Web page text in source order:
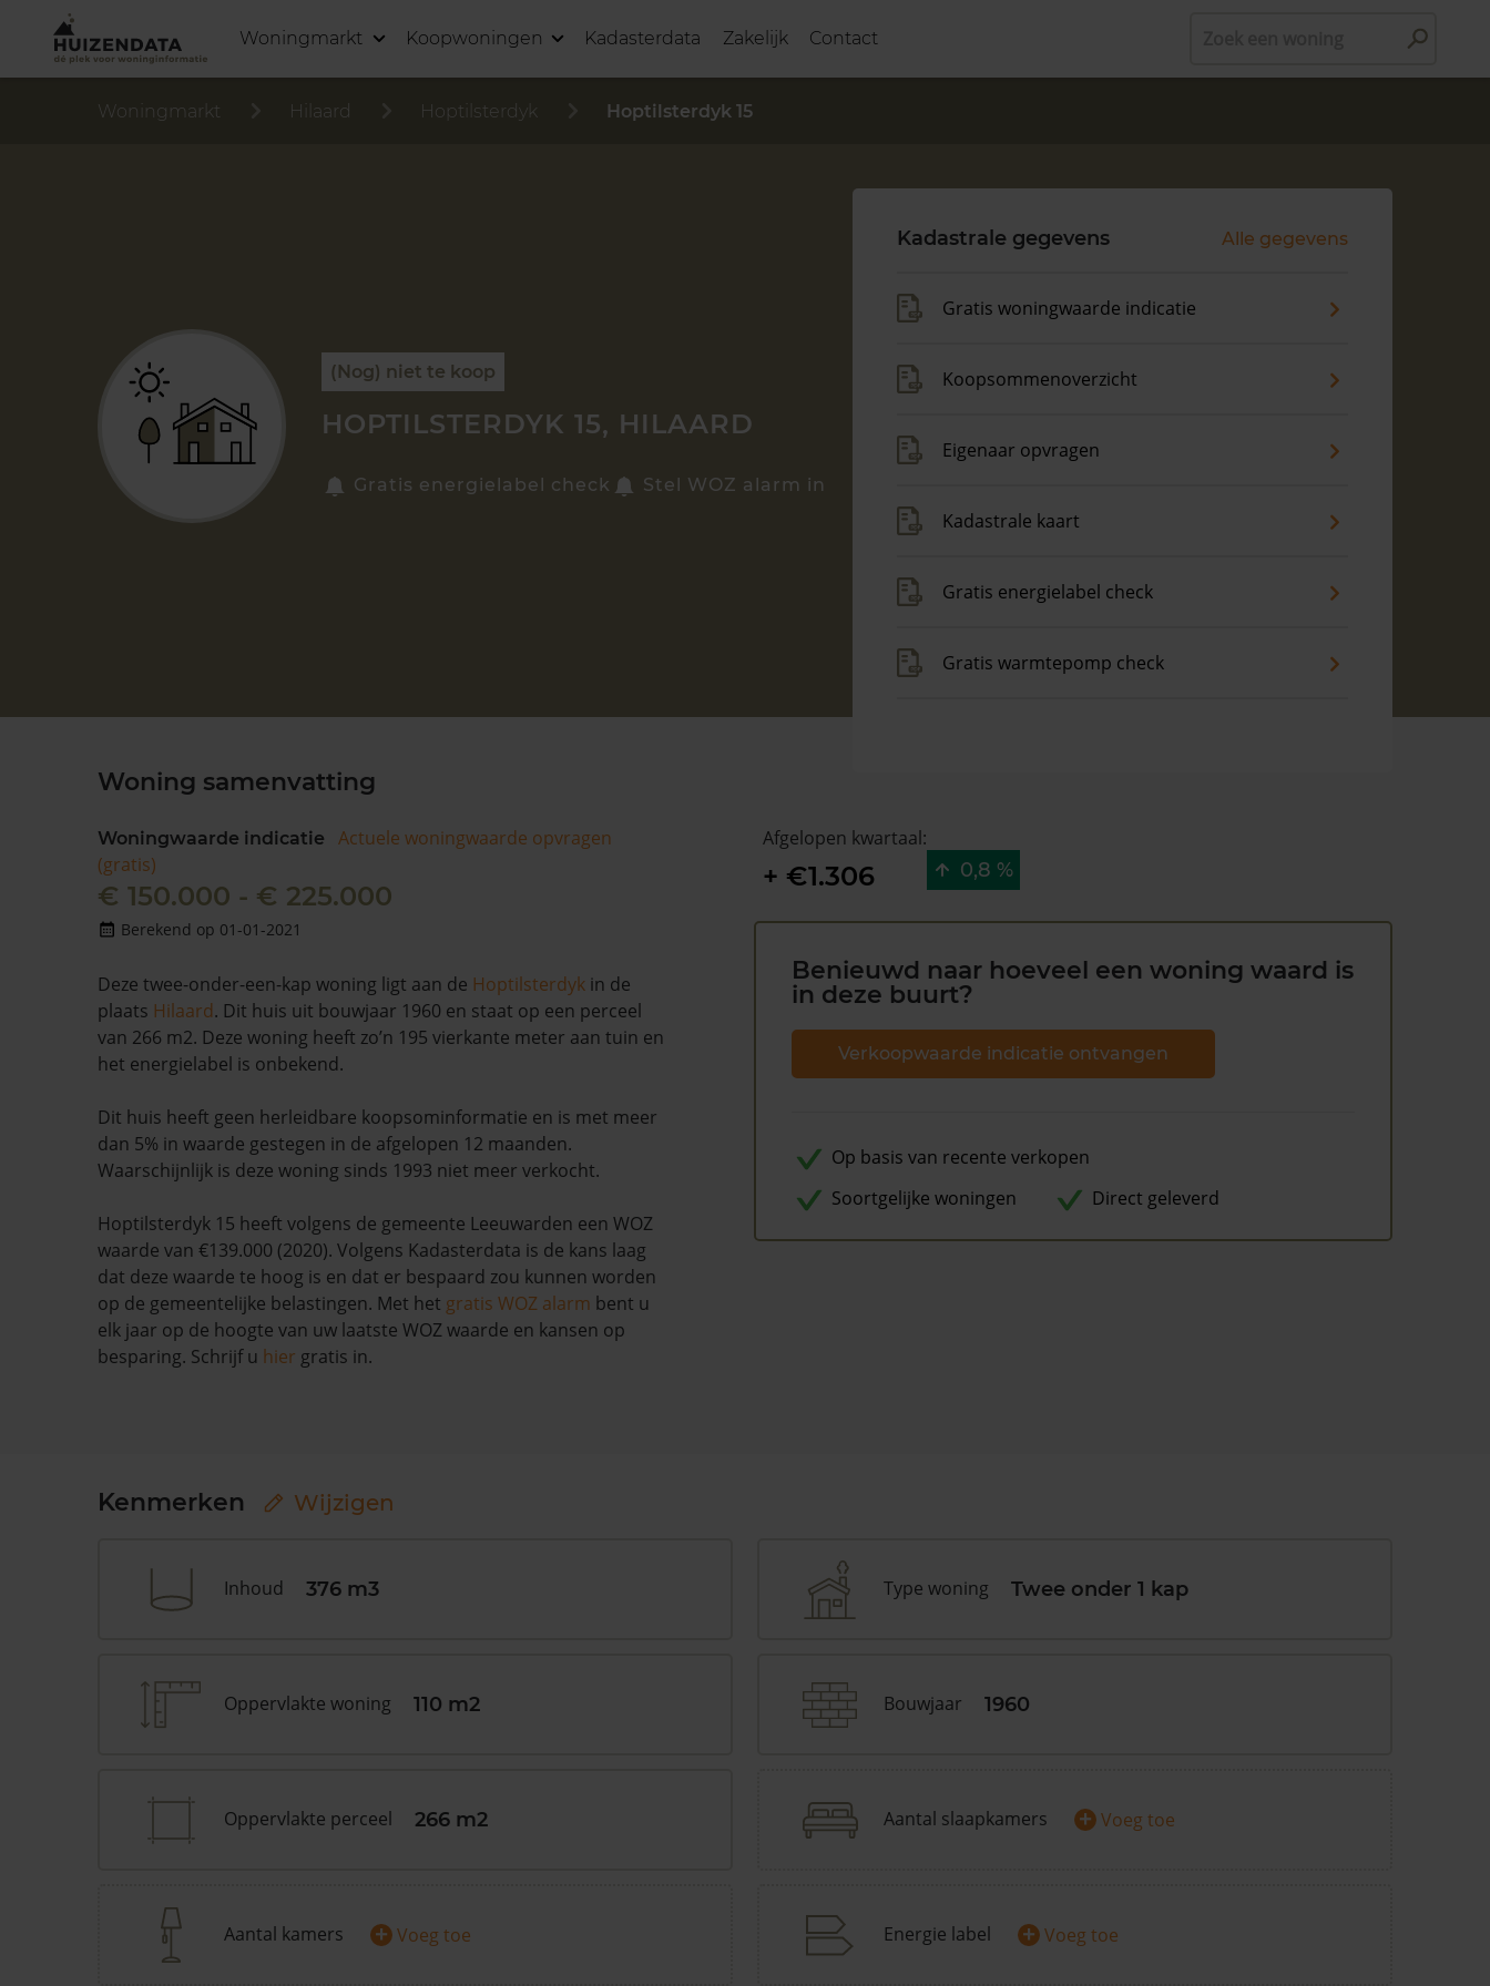
Woningmarkt Koopwoningen Kadasterdata Zakelijk Contact
Woningmarkt Hilaard Hoptilsterdyk Hoptilsterdyk 15
(Nog) niet te koop
HOPTILSTERDYK 15, HILAARD
Gratis energielabel check Stel WOZ alarm in
Kadastrale gegevens Alle gegevens
Gratis woningwaarde indicatie
Koopsommenoverzicht
Eigenaar opvragen
Kadastrale kaart
Gratis energielabel check
Gratis warmtepomp check
Woning samenvatting
Woningwaarde indicatie
Actuele woningwaarde opvragen
(gratis)
€ 150.000 - € 225.000
Berekend op 01-01-2021
Deze twee-onder-een-kap woning ligt aan de Hoptilsterdyk in de
plaats Hilaard. Dit huis uit bouwjaar 1960 en staat op een perceel
van 266 m2. Deze woning heeft zo’n 195 vierkante meter aan tuin en
het energielabel is onbekend.
Dit huis heeft geen herleidbare koopsominformatie en is met meer
dan 5% in waarde gestegen in de afgelopen 12 maanden.
Waarschijnlijk is deze woning sinds 1993 niet meer verkocht.
Hoptilsterdyk 15 heeft volgens de gemeente Leeuwarden een WOZ
waarde van €139.000 (2020). Volgens Kadasterdata is de kans laag
dat deze waarde te hoog is en dat er bespaard zou kunnen worden
op de gemeentelijke belastingen. Met het gratis WOZ alarm bent u
elk jaar op de hoogte van uw laatste WOZ waarde en kansen op
besparing. Schrijf u hier gratis in.
Afgelopen kwartaal:
+ €1.306 0,8 %
Benieuwd naar hoeveel een woning waard is
in deze buurt?
Verkoopwaarde indicatie ontvangen
Op basis van recente verkopen
Soortgelijke woningen
Direct geleverd
Kenmerken Wijzigen
Inhoud 376 m3 Type woning Twee onder 1 kap
Oppervlakte woning 110 m2 Bouwjaar 1960
Oppervlakte perceel 266 m2 Aantal slaapkamers + Voeg toe
Aantal kamers + Voeg toe Energie label + Voeg toe